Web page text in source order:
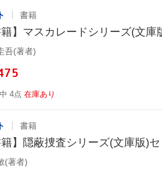
書籍
籍】マスカレードシリーズ(文庫
吾(著者)
4点 在庫あり
書籍
籍】隠蔽捜査シリーズ(文庫版)セ
(著者)